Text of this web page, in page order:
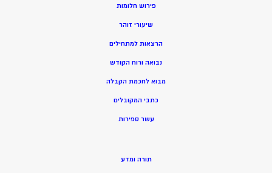
פירוש חלומות
שיעורי זוהר
הרצאות למתחילים
נבואה ורוח הקודש
מבוא לחכמת הקבלה
כתבי המקובלים
עשר ספירות
תורה ומדע